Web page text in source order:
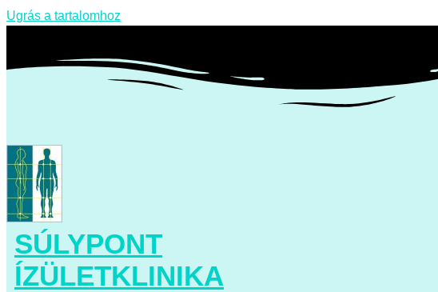
Ugrás a tartalomhoz
SÚLYPONT
ÍZÜLETKLINIKA